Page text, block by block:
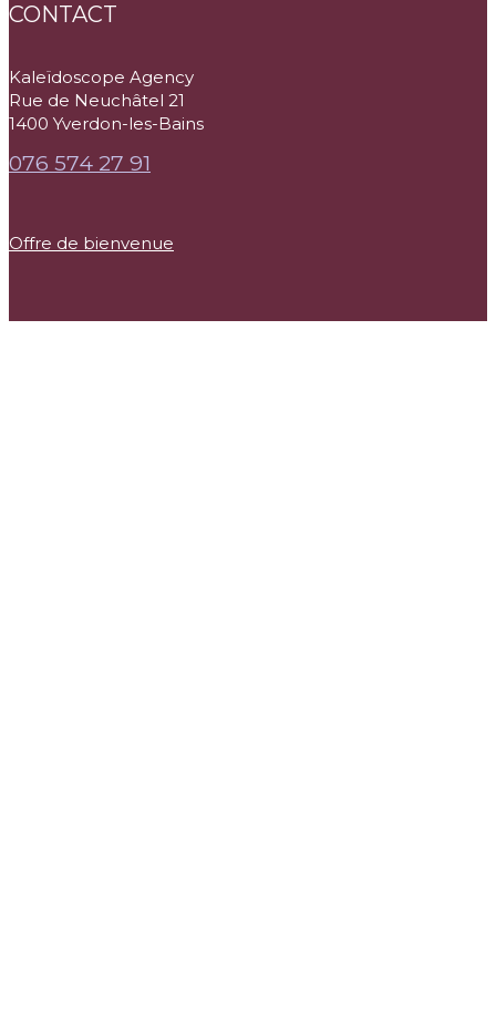
CONTACT
Kaleïdoscope Agency
Rue de Neuchâtel 21
1400 Yverdon-les-Bains
076 574 27 91
Offre de bienvenue